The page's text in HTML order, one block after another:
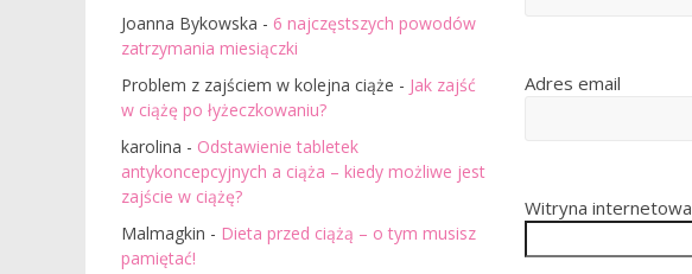
Adres email
Witryna internetowa
Joanna Bykowska - 6 najczęstszych powodów
zatrzymania miesiączki
Problem z zajściem w kolejna ciąże - Jak zajść
w ciążę po łyżeczkowaniu?
karolina - Odstawienie tabletek
antykoncepcyjnych a ciąża – kiedy możliwe jest
zajście w ciążę?
Malmagkin - Dieta przed ciążą – o tym musisz
pamiętać!